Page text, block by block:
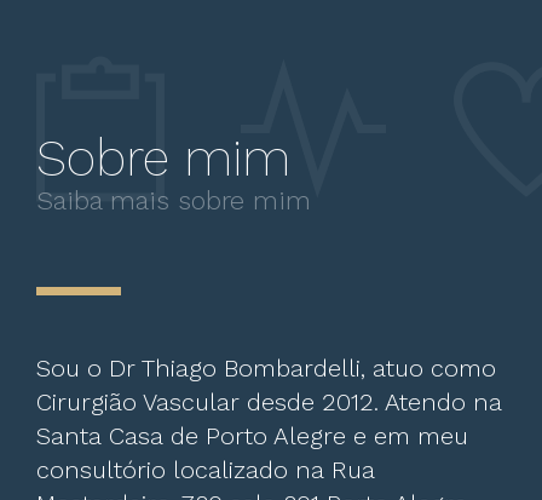
Sobre mim
Saiba mais sobre mim
Sou o Dr Thiago Bombardelli, atuo como
Cirurgião Vascular desde 2012. Atendo na
Santa Casa de Porto Alegre e em meu
consultório localizado na Rua